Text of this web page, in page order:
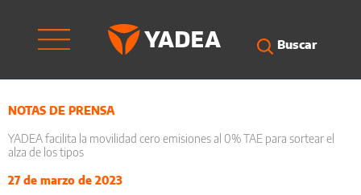
contenido
Buscar
NOTAS DE PRENSA
YADEA facilita la movilidad cero emisiones al 0% TAE para sortear el
alza de los tipos
27 de marzo de 2023